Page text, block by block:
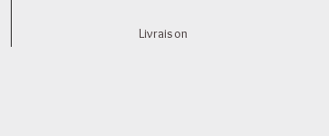
Livraison